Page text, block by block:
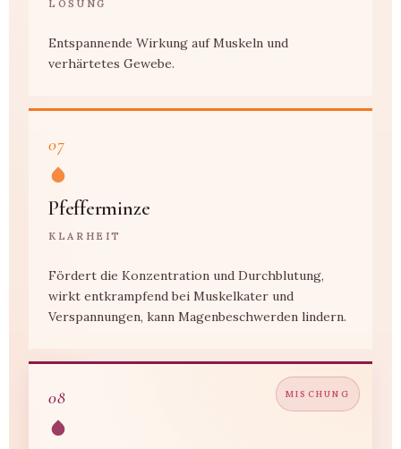
LÖSUNG
Entspannende Wirkung auf Muskeln und
verhärtetes Gewebe.
07
Pfefferminze
KLARHEIT
Fördert die Konzentration und Durchblutung,
wirkt entkrampfend bei Muskelkater und
Verspannungen, kann Magenbeschwerden lindern.
08 MISCHUNG